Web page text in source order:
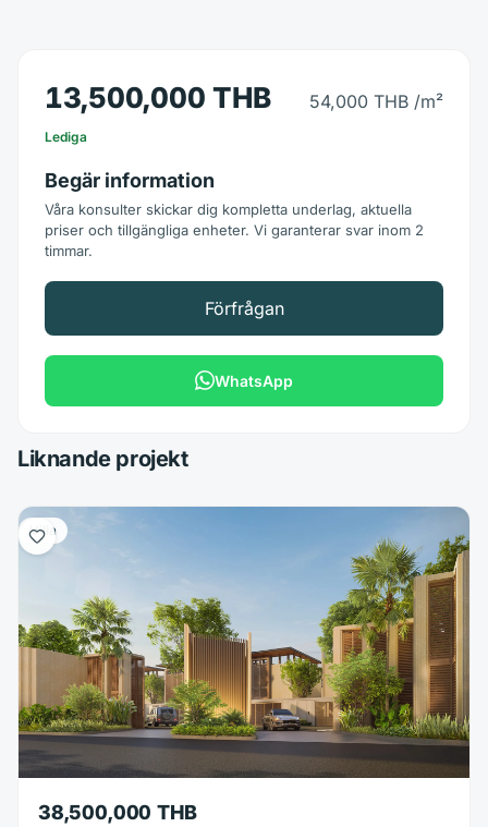
13,500,000 THB 54,000 THB /m²
Lediga
Begär information
Våra konsulter skickar dig kompletta underlag, aktuella
priser och tillgängliga enheter. Vi garanterar svar inom 2
timmar.
Förfrågan
WhatsApp
Liknande projekt
Villa
38,500,000 THB